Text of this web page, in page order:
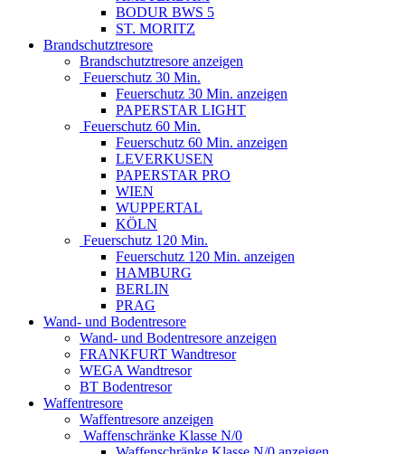
BODUR BWS 5
ST. MORITZ
Brandschutztresore
Brandschutztresore anzeigen
Feuerschutz 30 Min.
Feuerschutz 30 Min. anzeigen
PAPERSTAR LIGHT
Feuerschutz 60 Min.
Feuerschutz 60 Min. anzeigen
LEVERKUSEN
PAPERSTAR PRO
WIEN
WUPPERTAL
KÖLN
Feuerschutz 120 Min.
Feuerschutz 120 Min. anzeigen
HAMBURG
BERLIN
PRAG
Wand- und Bodentresore
Wand- und Bodentresore anzeigen
FRANKFURT Wandtresor
WEGA Wandtresor
BT Bodentresor
Waffentresore
Waffentresore anzeigen
Waffenschränke Klasse N/0